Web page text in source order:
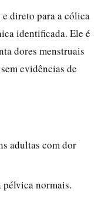
direto para a cólica
identificada. Ele é
dores menstruais
evidências de
adultas com dor
normais.